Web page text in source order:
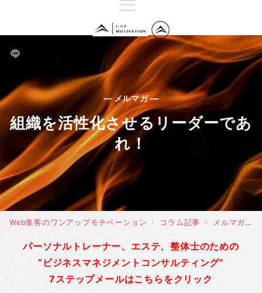
— メルマガ —
組織を活性化させるリーダーであ
れ！
Web集客のワンアップモチベーション コラム記事 メルマガ
パーソナルトレーナー、エステ、整体士のための
“ビジネスマネジメントコンサルティング”
7ステップメールはこちらをクリック